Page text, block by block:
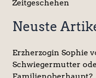
Zeitgeschehen
Neuste
Erzherzogin Sophie
Schwiegermutter